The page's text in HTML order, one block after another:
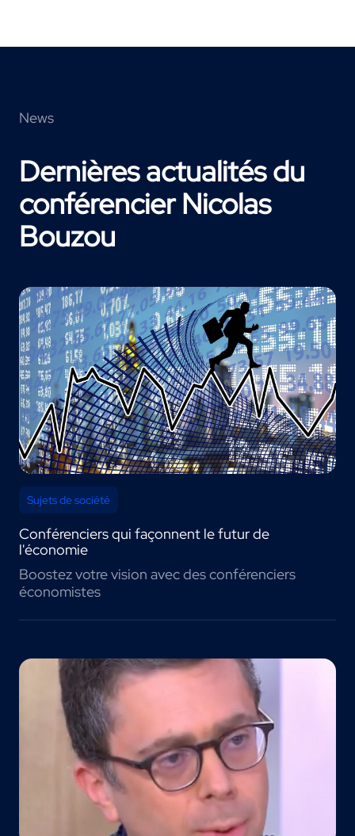
News
Dernières actualités du
conférencier Nicolas
Bouzou
Sujets de société
Conférenciers qui façonnent le futur de
l'économie
Boostez votre vision avec des conférenciers
économistes